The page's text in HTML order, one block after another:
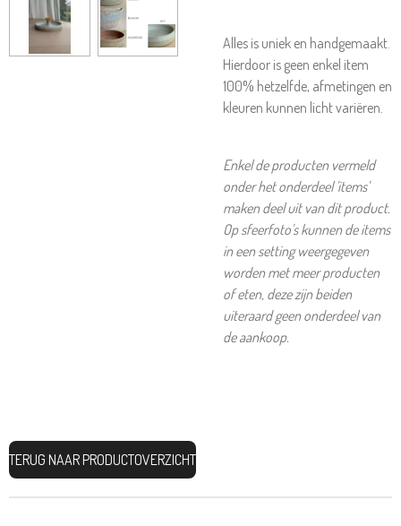
Alles is uniek en handgemaakt.
Hierdoor is geen enkel item
100% hetzelfde, afmetingen en
kleuren kunnen licht variëren.
Enkel de producten vermeld
onder het onderdeel 'items'
maken deel uit van dit product.
Op sfeerfoto's kunnen de items
in een setting weergegeven
worden met meer producten
of eten, deze zijn beiden
uiteraard geen onderdeel van
de aankoop.
TERUG NAAR PRODUCTOVERZICHT